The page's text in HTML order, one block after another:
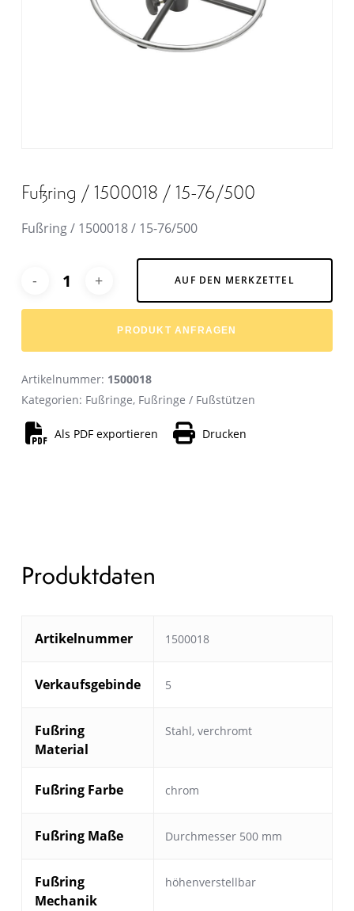
Fußring / 1500018 / 15-76/500
Fußring / 1500018 / 15-76/500
AUF DEN MERKZETTEL
PRODUKT ANFRAGEN
Artikelnummer: 1500018
Kategorien: Fußringe, Fußringe / Fußstützen
Als PDF exportieren Drucken
Produktdaten
Artikelnummer 1500018
Verkaufsgebinde 5
Fußring
Material
Stahl, verchromt
Fußring Farbe chrom
Fußring Maße Durchmesser 500 mm
Fußring
Mechanik
höhenverstellbar